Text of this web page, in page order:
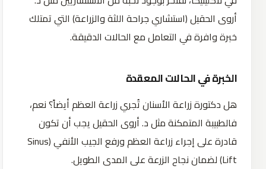
أروى الحقيل (استشاري جراحة اللثة والزراعة) التي تمتلك
خبرة وافرة في التعامل مع الحالات الدقيقة.
الخبرة في الحالات المعقدة
هل دكتورة زراعة الأسنان تُجري زراعة العظم أيضاً؟ نعم،
فالطبيبة المتمكنة مثل د. أروى الحقيل يجب أن تكون
قادرة على إجراء زراعة العظم ورفع الجيب الأنفي (Sinus
Lift) لضمان نجاح الزرعة على المدى الطويل.